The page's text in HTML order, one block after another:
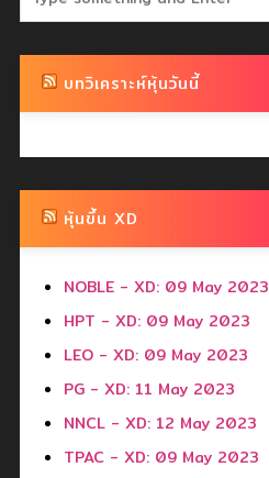
บทวิเคราะห์หุ้นวันนี้
หุ้นขึ้น XD
NOBLE - XD: 09 May 2023
HPT - XD: 09 May 2023
LEO - XD: 09 May 2023
PG - XD: 11 May 2023
NNCL - XD: 12 May 2023
TPAC - XD: 09 May 2023